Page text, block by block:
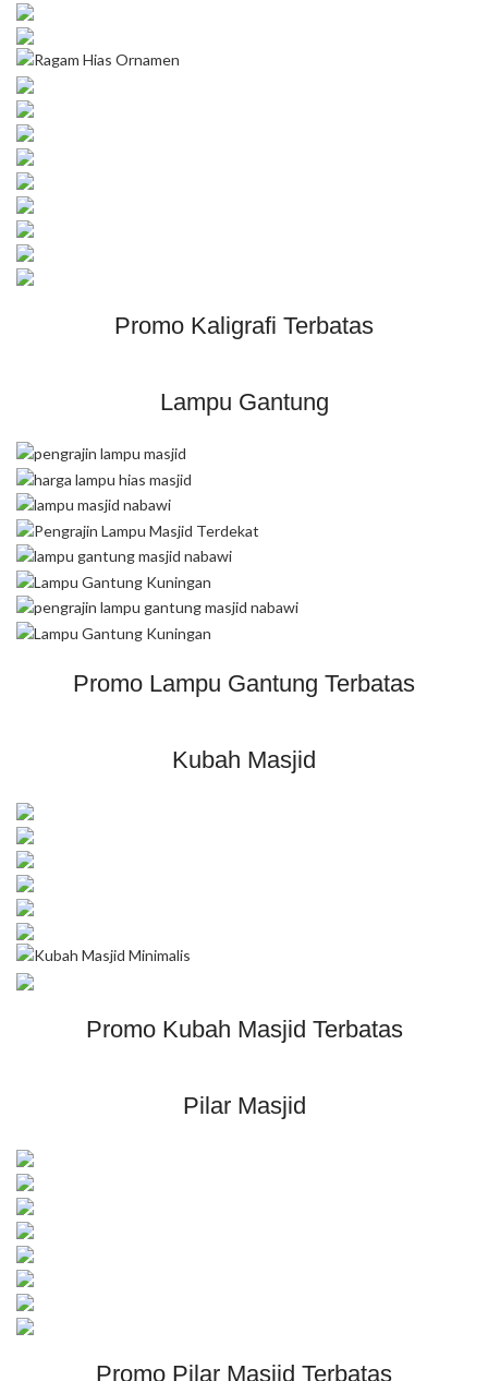
Promo Kaligrafi Terbatas
Lampu Gantung
Promo Lampu Gantung Terbatas
Kubah Masjid
Promo Kubah Masjid Terbatas
Pilar Masjid
Promo Pilar Masjid Terbatas